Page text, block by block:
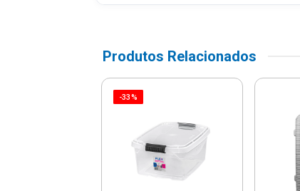
Produtos Relacionados
-33%